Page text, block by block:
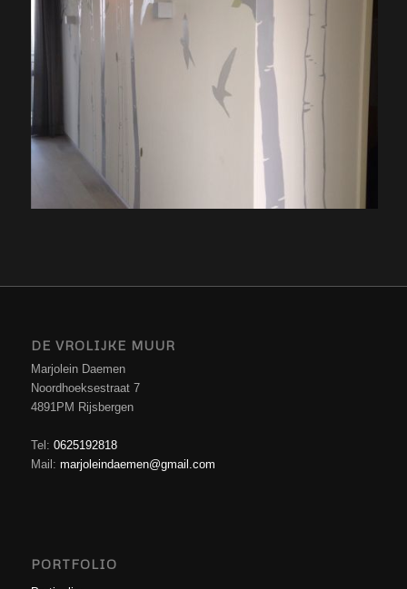
DE VROLIJKE MUUR
Marjolein Daemen
Noordhoeksestraat 7
4891PM Rijsbergen
Tel: 0625192818
Mail: marjoleindaemen@gmail.com
PORTFOLIO